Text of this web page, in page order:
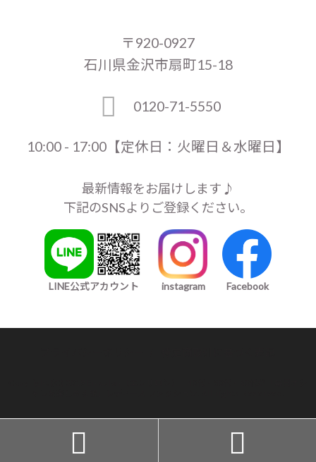
〒920-0927
石川県金沢市扇町15-18
0120-71-5550
10:00 - 17:00【定休日：火曜日＆水曜日】
最新情報をお届けします♪
下記のSNSよりご登録ください。
LINE公式アカウント instagram Facebook
 